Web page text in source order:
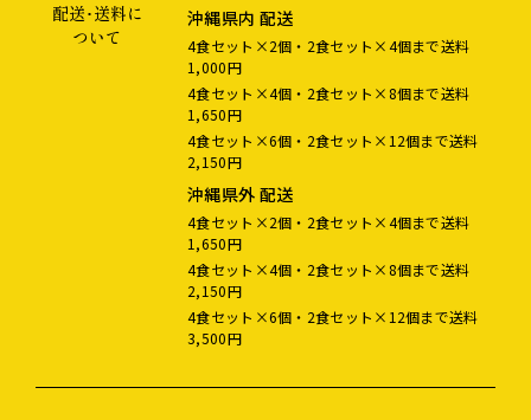
配送･送料に
ついて
沖縄県内 配送
4食セット×2個・2食セット×4個まで送料
1,000円
4食セット×4個・2食セット×8個まで送料
1,650円
4食セット×6個・2食セット×12個まで送料
2,150円
沖縄県外 配送
4食セット×2個・2食セット×4個まで送料
1,650円
4食セット×4個・2食セット×8個まで送料
2,150円
4食セット×6個・2食セット×12個まで送料
3,500円